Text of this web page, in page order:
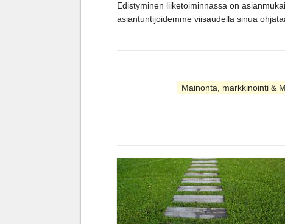
Edistyminen liiketoiminnassa on
asiantuntijoidemme viisaudella sinua
Mainonta, markkinointi &